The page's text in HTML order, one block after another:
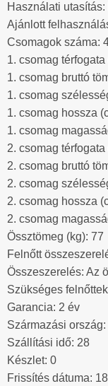
Használati utasítás:
Ajánlott
Csomagok száma:
1. csomag térfogata
1. csomag bruttó
1. csomag
1. csomag hossza
1. csomag
2. csomag térfogata
2. csomag bruttó
2. csomag
2. csomag hossza
2. csomag
Össztömeg (kg): 77
Felnőtt
Összeszerelés: Az
Szükséges
Garancia: 2 év
Származási
Szállítási idő: 28
Készlet: 0
Frissítés dátuma: